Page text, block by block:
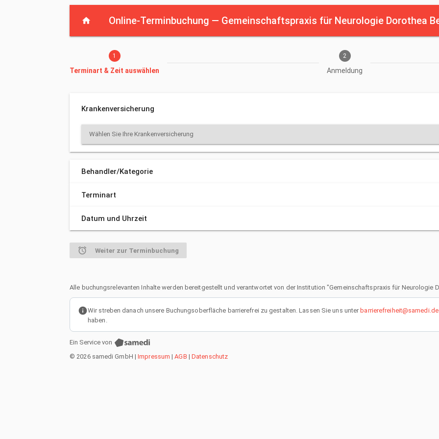
Aktueller Schritt: Terminart & Zeit auswählen
home Online-Terminbuchung — Gemeinschaftspraxis für Neurologie Dorothea
Nina Fouquet
1
Terminart & Zeit auswählen
2
Anmeldung
Krankenversicherung
Wählen Sie Ihre Krankenversicherung
Behandler/Kategorie
Terminart
Datum und Uhrzeit
alarm Weiter zur Terminbuchung
Alle buchungsrelevanten Inhalte werden bereitgestellt und verantwortet von der Institution "Gemeinschaftspraxis für Neurologie
infoWir streben danach unsere Buchungsoberfläche barrierefrei zu gestalten. Lassen Sie uns unter barrierefreiheit@samedi.de
haben.
Ein Service von
© 2026 samedi GmbH | Impressum | AGB | Datenschutz